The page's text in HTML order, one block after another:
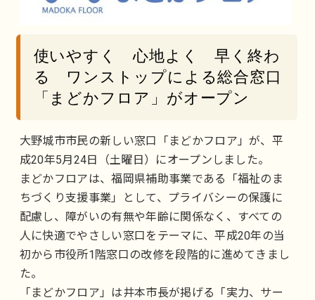
使いやすく 心地よく 早く終わ
る ワンストップによる総合窓口
「まどかフロア」がオープン
大野城市市民の新しい窓口「まどかフロア」が、平
成20年5月24日（土曜日）にオープンしました。
まどかフロアは、福岡県補助事業である「福祉のま
ちづくり支援事業」として、プライバシーの保護に
配慮し、障がいの有無や年齢に関係なく、すべての
人に快適でやさしい窓口をテーマに、平成20年の当
初から市役所1階窓口の改修を段階的に進めてきまし
た。
「まどかフロア」は井本市長が掲げる「実力、サー